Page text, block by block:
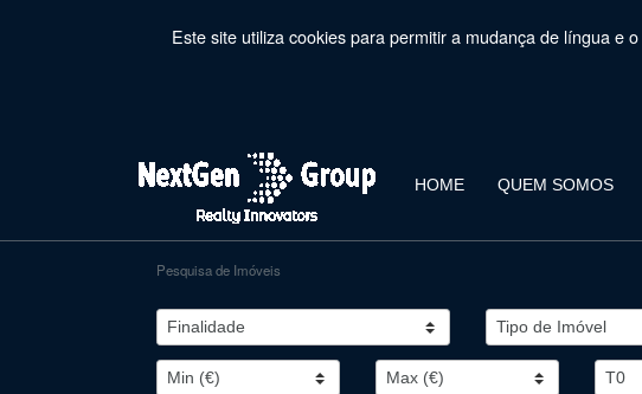
Este site utiliza cookies para permitir a mudança de língua e
HOME QUEM SOMOS
Pesquisa de Imóveis